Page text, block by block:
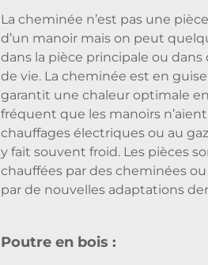
La cheminée n’est pas une
d’un manoir mais on peut
dans la pièce principale ou
de vie. La cheminée est en
garantit une chaleur optimale
fréquent que les manoirs
chauffages électriques ou au gaz
y fait souvent froid. Les pièces
chauffées par des cheminées
par de nouvelles adaptations
Poutre en bois :